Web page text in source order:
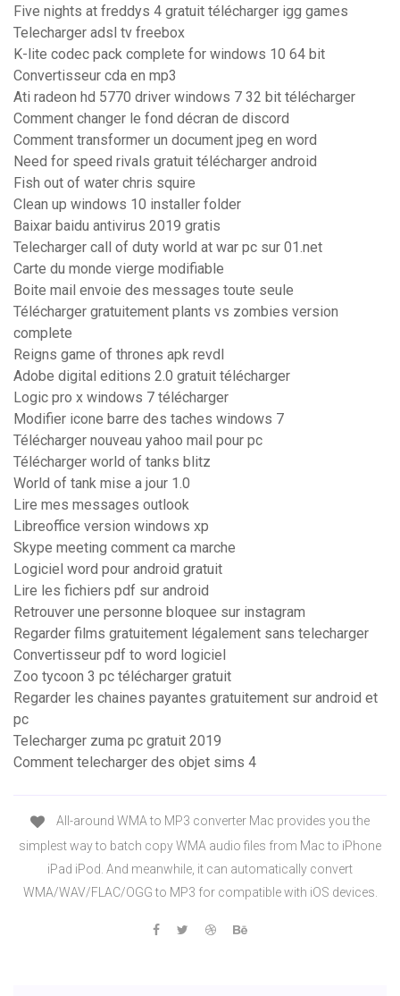
Five nights at freddys 4 gratuit télécharger igg games
Telecharger adsl tv freebox
K-lite codec pack complete for windows 10 64 bit
Convertisseur cda en mp3
Ati radeon hd 5770 driver windows 7 32 bit télécharger
Comment changer le fond décran de discord
Comment transformer un document jpeg en word
Need for speed rivals gratuit télécharger android
Fish out of water chris squire
Clean up windows 10 installer folder
Baixar baidu antivirus 2019 gratis
Telecharger call of duty world at war pc sur 01.net
Carte du monde vierge modifiable
Boite mail envoie des messages toute seule
Télécharger gratuitement plants vs zombies version
complete
Reigns game of thrones apk revdl
Adobe digital editions 2.0 gratuit télécharger
Logic pro x windows 7 télécharger
Modifier icone barre des taches windows 7
Télécharger nouveau yahoo mail pour pc
Télécharger world of tanks blitz
World of tank mise a jour 1.0
Lire mes messages outlook
Libreoffice version windows xp
Skype meeting comment ca marche
Logiciel word pour android gratuit
Lire les fichiers pdf sur android
Retrouver une personne bloquee sur instagram
Regarder films gratuitement légalement sans telecharger
Convertisseur pdf to word logiciel
Zoo tycoon 3 pc télécharger gratuit
Regarder les chaines payantes gratuitement sur android et
pc
Telecharger zuma pc gratuit 2019
Comment telecharger des objet sims 4
All-around WMA to MP3 converter Mac provides you the
simplest way to batch copy WMA audio files from Mac to iPhone
iPad iPod. And meanwhile, it can automatically convert
WMA/WAV/FLAC/OGG to MP3 for compatible with iOS devices.